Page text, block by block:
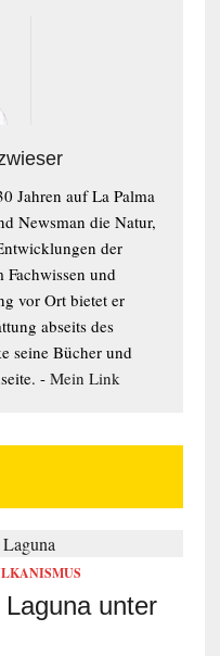
Jahren auf La Palma
Newsman die Natur,
der
und
vor Ort bietet er
abseits des
seine Bücher und
-Mein Link
unter